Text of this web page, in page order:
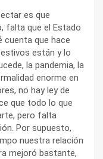
es que
falta que el Estado
cuenta que hace
están y lo
la pandemia, la
enorme en
no hay ley de
que todo lo que
pero falta
Por supuesto,
nuestra relación
mejoró bastante,